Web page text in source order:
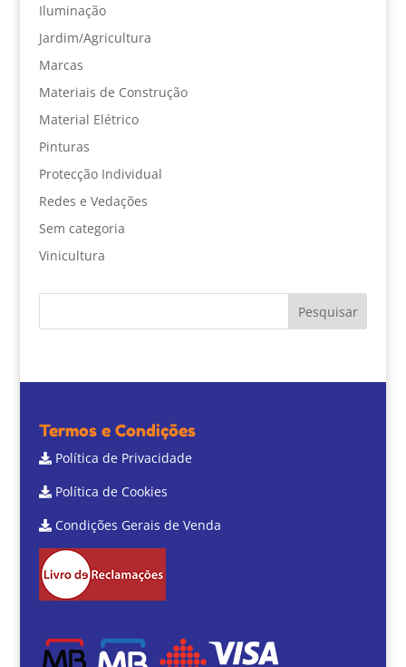
Iluminação
Jardim/Agricultura
Marcas
Materiais de Construção
Material Elétrico
Pinturas
Protecção Individual
Redes e Vedações
Sem categoria
Vinicultura
Termos e Condições
Política de Privacidade
Política de Cookies
Condições Gerais de Venda